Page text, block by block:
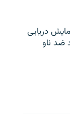
دریایی
ضد ناو